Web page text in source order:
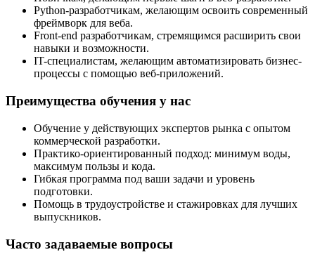
Python-разработчикам, желающим освоить современный
фреймворк для веба.
Front-end разработчикам, стремящимся расширить свои
навыки и возможности.
IT-специалистам, желающим автоматизировать бизнес-
процессы с помощью веб-приложений.
Преимущества обучения у нас
Обучение у действующих экспертов рынка с опытом
коммерческой разработки.
Практико-ориентированный подход: минимум воды,
максимум пользы и кода.
Гибкая программа под ваши задачи и уровень
подготовки.
Помощь в трудоустройстве и стажировках для лучших
выпускников.
Часто задаваемые вопросы